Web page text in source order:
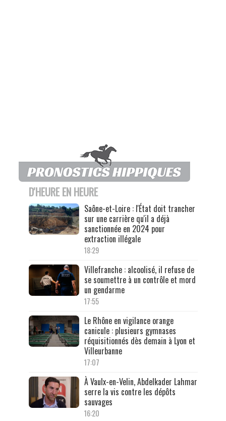
D'HEURE EN HEURE
Saône-et-Loire : l'État doit trancher
sur une carrière qu'il a déjà
sanctionnée en 2024 pour
extraction illégale
18:29
Villefranche : alcoolisé, il refuse de
se soumettre à un contrôle et mord
un gendarme
17:55
Le Rhône en vigilance orange
canicule : plusieurs gymnases
réquisitionnés dès demain à Lyon et
Villeurbanne
17:07
À Vaulx-en-Velin, Abdelkader Lahmar
serre la vis contre les dépôts
sauvages
16:20